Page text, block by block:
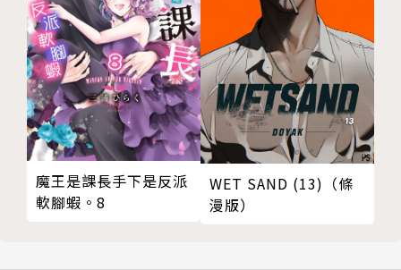
魔王是課長手下是反派
軟腳蝦。8
WET SAND (13)（條
漫版）